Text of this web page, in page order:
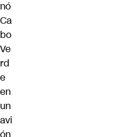
nó
Ca
bo
Ve
rd
e
en
un
avi
ón